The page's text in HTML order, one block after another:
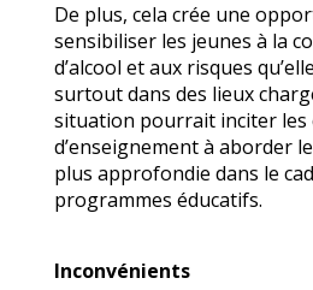
De plus, cela crée une
sensibiliser les jeunes à la
d’alcool et aux risques
surtout dans des lieux
situation pourrait inciter les
d’enseignement à aborder
plus approfondie dans le
programmes éducatifs.
Inconvénients